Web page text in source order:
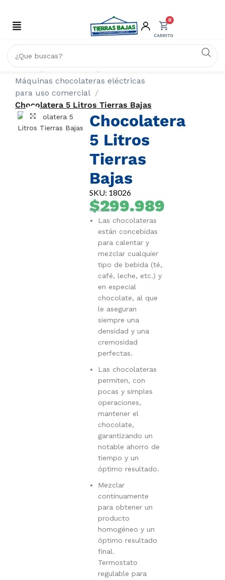
0
Inicio
COMERCIO
Máquinas chocolateras eléctricas
para uso comercial
Chocolatera 5 Litros Tierras Bajas
Click to enlargeChocolatera
5 Litros
Tierras
Bajas
SKU: 18026
$299.989
IVA Incluido
Las chocolateras
están concebidas
para calentar y
mezclar cualquier
tipo de bebida (té,
café, leche, etc.) y
en especial
chocolate, al que
le aseguran
siempre una
densidad y una
cremosidad
perfectas.
Las chocolateras
permiten, con
pocas y simples
operaciones,
mantener el
chocolate,
garantizando un
notable ahorro de
tiempo y un
óptimo resultado.
Mezclar
continuamente
para obtener un
producto
homogéneo y un
óptimo resultado
final.
Termostato
regulable para